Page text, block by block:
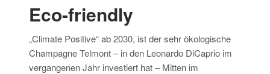
Eco-friendly
„Climate Positive“ ab 2030, ist der sehr ökologische
Champagne Telmont – in den Leonardo DiCaprio im
vergangenen Jahr investiert hat – Mitten im